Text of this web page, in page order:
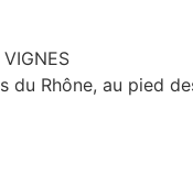
du Rhône, au pied